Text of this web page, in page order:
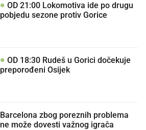
OD 21:00 Lokomotiva ide po drugu
pobjedu sezone protiv Gorice
OD 18:30 Rudeš u Gorici dočekuje
preporođeni Osijek
Barcelona zbog poreznih problema
ne može dovesti važnog igrača